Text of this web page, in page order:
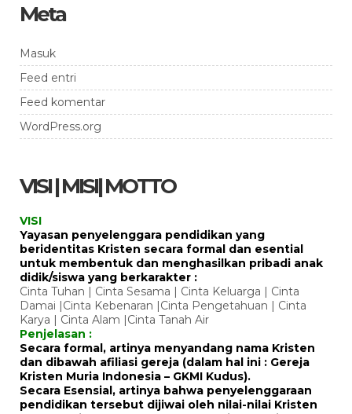
Meta
Masuk
Feed entri
Feed komentar
WordPress.org
VISI | MISI| MOTTO
VISI
Yayasan penyelenggara pendidikan yang
beridentitas Kristen secara formal dan esential
untuk membentuk dan menghasilkan pribadi anak
didik/siswa yang berkarakter :
Cinta Tuhan | Cinta Sesama | Cinta Keluarga | Cinta
Damai |Cinta Kebenaran |Cinta Pengetahuan | Cinta
Karya | Cinta Alam |Cinta Tanah Air
Penjelasan :
Secara formal, artinya menyandang nama Kristen
dan dibawah afiliasi gereja (dalam hal ini : Gereja
Kristen Muria Indonesia – GKMI Kudus).
Secara Esensial, artinya bahwa penyelenggaraan
pendidikan tersebut dijiwai oleh nilai-nilai Kristen